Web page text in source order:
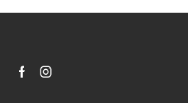
FacebookInstagram